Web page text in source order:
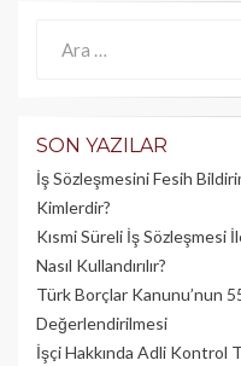
SON YAZILAR
İş Sözleşmesini Fesih
Kimlerdir?
Kısmi Süreli İş Sözleşmesi
Nasıl Kullandırılır?
Türk Borçlar Kanunu’nun
Değerlendirilmesi
İşçi Hakkında Adli Kontrol